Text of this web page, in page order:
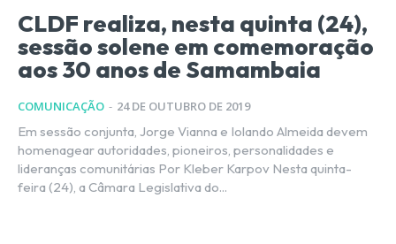
CLDF realiza, nesta quinta (24),
sessão solene em comemoração
aos 30 anos de Samambaia
COMUNICAÇÃO - 24 DE OUTUBRO DE 2019
Em sessão conjunta, Jorge Vianna e Iolando Almeida devem
homenagear autoridades, pioneiros, personalidades e
lideranças comunitárias Por Kleber Karpov Nesta quinta-
feira (24), a Câmara Legislativa do...